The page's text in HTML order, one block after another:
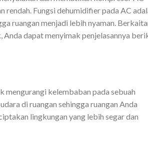
Fungsi dehumidifier pada AC
ruangan menjadi lebih nyaman.
dapat menyimak penjelasannya
mengurangi kelembaban pada sebuah
di ruangan sehingga ruangan Anda
lingkungan yang lebih segar dan